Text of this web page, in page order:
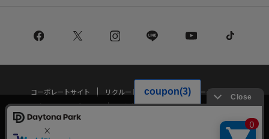
コーポレートサイト リクルート
サステナブルマークについて
プライバシーポリシー
特定商取引法・古物営業法に基づく表記
当サイトでは利用体験の向上およびコンテンツの最適な提供、トラフィック
の分析を目的としてCookieを使用しています。